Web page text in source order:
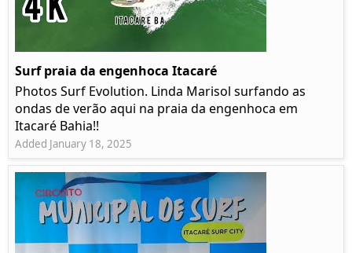
Surf praia da engenhoca Itacaré
Photos Surf Evolution. Linda Marisol surfando as
ondas de verão aqui na praia da engenhoca em
Itacaré Bahia!!
Added January 18, 2025